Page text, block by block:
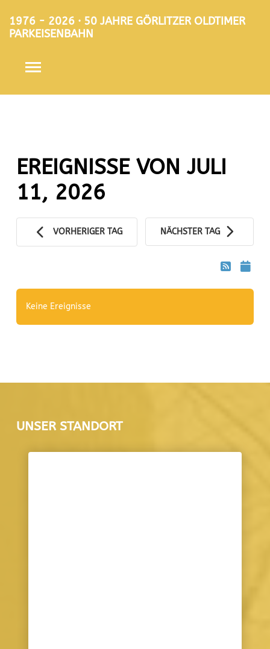
1976 - 2026 · 50 JAHRE GÖRLITZER OLDTIMER
PARKEISENBAHN
EREIGNISSE VON JULI
11, 2026
VORHERIGER TAG NÄCHSTER TAG
Keine Ereignisse
UNSER STANDORT